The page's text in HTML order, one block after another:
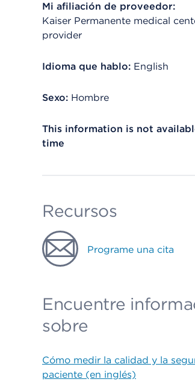
Mi afiliación de proveedor:
Kaiser Permanente medical
provider
Idioma que hablo: English
Sexo: Hombre
This information is not
time
Recursos
Programe una cita
Encuentre
sobre
Cómo medir la calidad y la
paciente (en inglés)